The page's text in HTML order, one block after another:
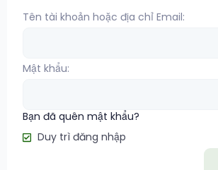
Tên tài khoản hoặc địa chỉ Email
Mật khẩu
Bạn đã quên mật khẩu?
Duy trì đăng nhập